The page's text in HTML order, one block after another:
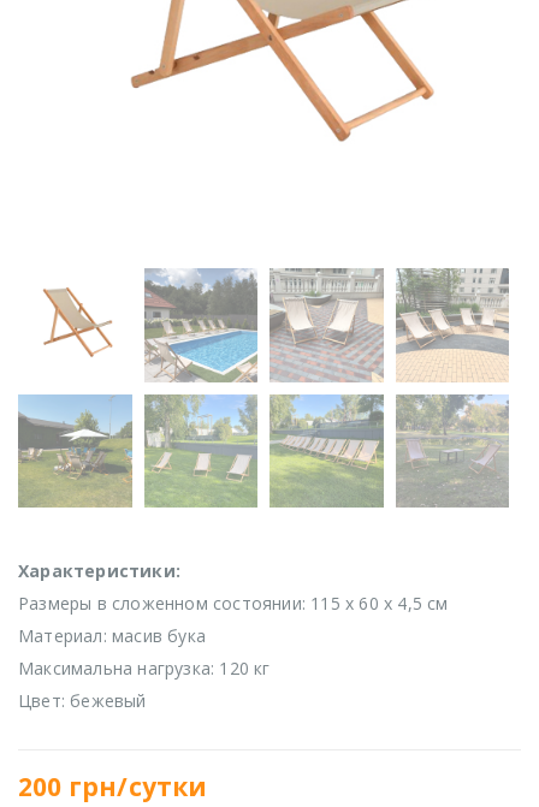
Характеристики:
Размеры в сложенном состоянии: 115 х 60 х 4,5 см
Материал: масив бука
Максимальна нагрузка: 120 кг
Цвет: бежевый
200 грн/сутки